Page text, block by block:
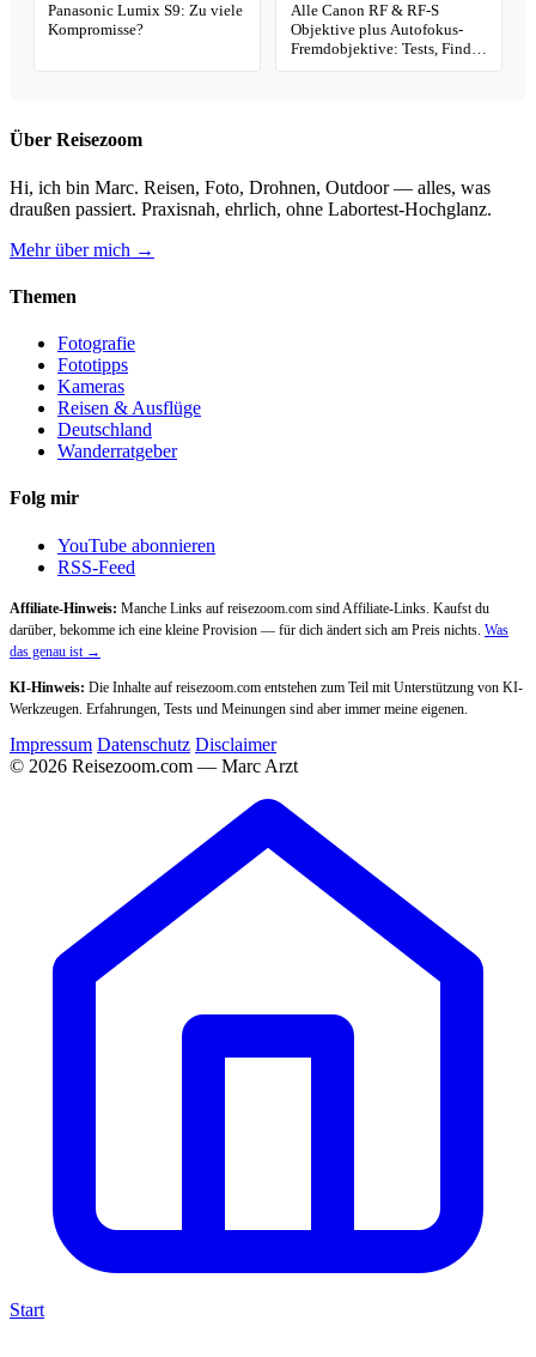
Panasonic Lumix S9: Zu viele
Kompromisse?
Alle Canon RF & RF-S
Objektive plus Autofokus-
Fremdobjektive: Tests, Finder
Über Reisezoom
Hi, ich bin Marc. Reisen, Foto, Drohnen, Outdoor — alles, was
draußen passiert. Praxisnah, ehrlich, ohne Labortest-Hochglanz.
Mehr über mich →
Themen
Fotografie
Fototipps
Kameras
Reisen & Ausflüge
Deutschland
Wanderratgeber
Folg mir
YouTube abonnieren
RSS-Feed
Affiliate-Hinweis: Manche Links auf reisezoom.com sind Affiliate-Links. Kaufst du
darüber, bekomme ich eine kleine Provision — für dich ändert sich am Preis nichts. Was
das genau ist →
KI-Hinweis: Die Inhalte auf reisezoom.com entstehen zum Teil mit Unterstützung von KI-
Werkzeugen. Erfahrungen, Tests und Meinungen sind aber immer meine eigenen.
Impressum Datenschutz Disclaimer
© 2026 Reisezoom.com — Marc Arzt
Start